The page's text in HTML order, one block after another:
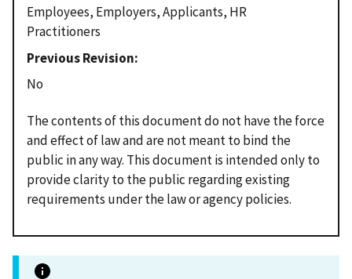
Employees, Employers, Applicants, HR
Practitioners
Previous Revision
No
The contents of this document do not have the force
and effect of law and are not meant to bind the
public in any way. This document is intended only to
provide clarity to the public regarding existing
requirements under the law or agency policies.